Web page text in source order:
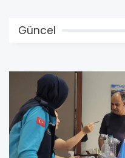
Güncel